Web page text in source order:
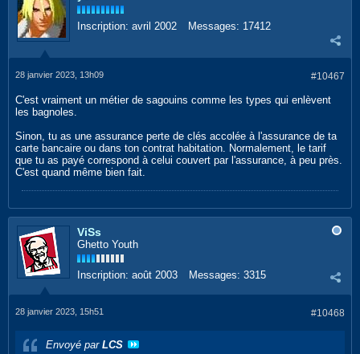
Inscription: avril 2002 Messages: 17412
#10467
28 janvier 2023, 13h09
C'est vraiment un métier de sagouins comme les types qui enlèvent
les bagnoles.
Sinon, tu as une assurance perte de clés accolée à l'assurance de ta
carte bancaire ou dans ton contrat habitation. Normalement, le tarif
que tu as payé correspond à celui couvert par l'assurance, à peu près.
C'est quand même bien fait.
ViSs
Ghetto Youth
Inscription: août 2003 Messages: 3315
#10468
28 janvier 2023, 15h51
Envoyé par LCS